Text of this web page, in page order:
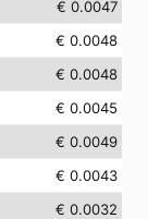
€ 0.0047
€ 0.0048
€ 0.0048
€ 0.0045
€ 0.0049
€ 0.0043
€ 0.0032